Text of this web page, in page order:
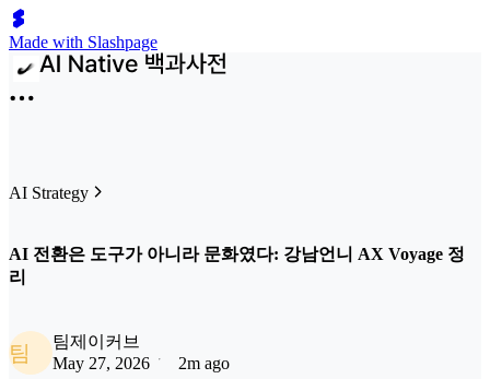
Made with Slashpage
AI Strategy
AI 전환은 도구가 아니라 문화였다: 강남언니 AX Voyage 정
리
팀
팀제이커브
May 27, 2026
2m ago